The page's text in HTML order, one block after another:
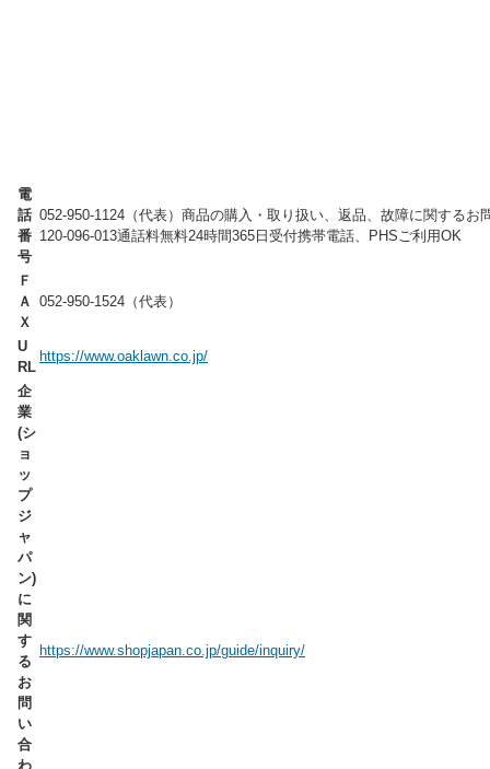
電
話
番
号
052-950-1124（代表）商品の購入・取り扱い、返品、故障に関するお
120-096-013通話料無料24時間365日受付携帯電話、PHSご利用OK
Ｆ
Ａ
Ｘ
052-950-1524（代表）
U
RL
https://www.oaklawn.co.jp/
企
業
(シ
ョ
ッ
プ
ジ
ャ
パ
ン)
に
関
す
る
お
問
い
合
わ
https://www.shopjapan.co.jp/guide/inquiry/